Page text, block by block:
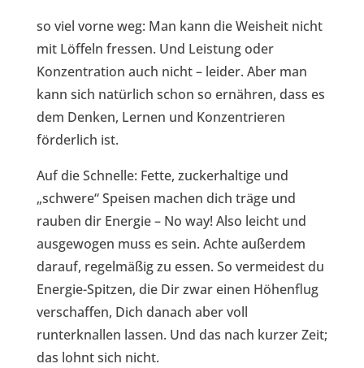
so viel vorne weg: Man kann die Weisheit nicht
mit Löffeln fressen. Und Leistung oder
Konzentration auch nicht – leider. Aber man
kann sich natürlich schon so ernähren, dass es
dem Denken, Lernen und Konzentrieren
förderlich ist.
Auf die Schnelle: Fette, zuckerhaltige und
„schwere“ Speisen machen dich träge und
rauben dir Energie – No way! Also leicht und
ausgewogen muss es sein. Achte außerdem
darauf, regelmäßig zu essen. So vermeidest du
Energie-Spitzen, die Dir zwar einen Höhenflug
verschaffen, Dich danach aber voll
runterknallen lassen. Und das nach kurzer Zeit;
das lohnt sich nicht.